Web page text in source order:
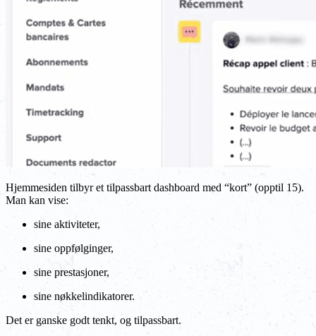
Hjemmesiden tilbyr et tilpassbart dashboard med “kort” (opptil 15).
Man kan vise:
sine aktiviteter,
sine oppfølginger,
sine prestasjoner,
sine nøkkelindikatorer.
Det er ganske godt tenkt, og tilpassbart.